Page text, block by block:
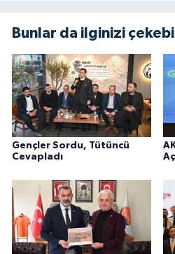
Bunlar da ilginizi
Gençler Sordu, Tütüncü
Cevapladı